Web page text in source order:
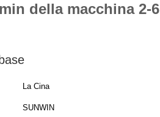
della macchina 2-6
La Cina
SUNWIN